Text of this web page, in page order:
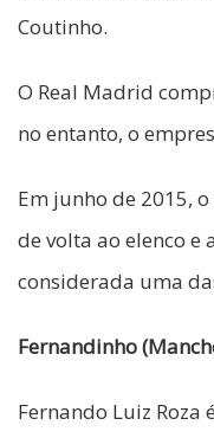
Coutinho.
O Real Madrid
no entanto, o
Em junho de 2015,
de volta ao elenco
considerada uma
Fernandinho
Fernando Luiz Roza